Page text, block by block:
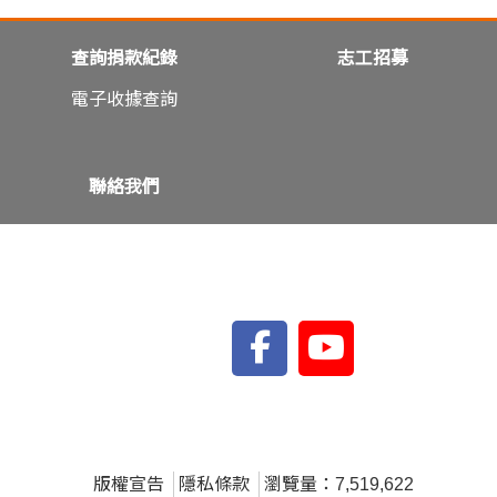
查詢捐款紀錄
電子收據查詢
志工招募
聯絡我們
版權宣告 隱私條款 瀏覽量：7,519,622